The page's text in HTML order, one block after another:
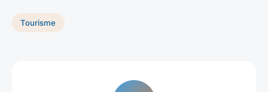
Tourisme